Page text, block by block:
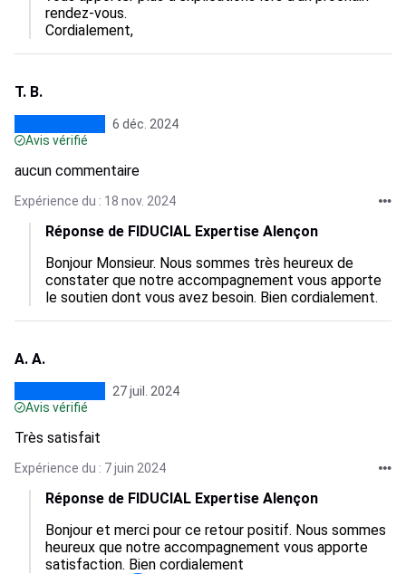
rendez-vous.
Cordialement,
T. B.
6 déc. 2024
Avis vérifié
aucun commentaire
Expérience du : 18 nov. 2024
Réponse de FIDUCIAL Expertise Alençon
Bonjour Monsieur. Nous sommes très heureux de
constater que notre accompagnement vous apporte
le soutien dont vous avez besoin. Bien cordialement.
A. A.
27 juil. 2024
Avis vérifié
Très satisfait
Expérience du : 7 juin 2024
Réponse de FIDUCIAL Expertise Alençon
Bonjour et merci pour ce retour positif. Nous sommes
heureux que notre accompagnement vous apporte
satisfaction. Bien cordialement